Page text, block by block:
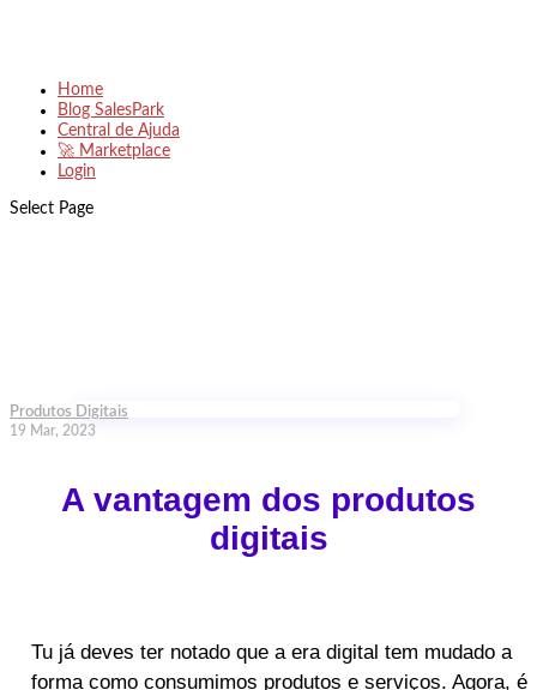
Home
Blog SalesPark
Central de Ajuda
🚀 Marketplace
Login
Select Page
Produtos Digitais
19 Mar, 2023
A vantagem dos produtos
digitais
Tu já deves ter notado que a era digital tem mudado a
forma como consumimos produtos e serviços. Agora, é